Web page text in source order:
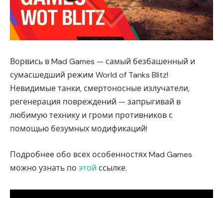
Ворвись в Mad Games — самый безбашенный и
сумасшедший режим World of Tanks Blitz!
Невидимые танки, смертоносные излучатели,
регенерация повреждений — запрыгивай в
любимую технику и громи противников с
помощью безумных модификаций!
Подробнее обо всех особенностях Mad Games
можно узнать по этой ссылке.